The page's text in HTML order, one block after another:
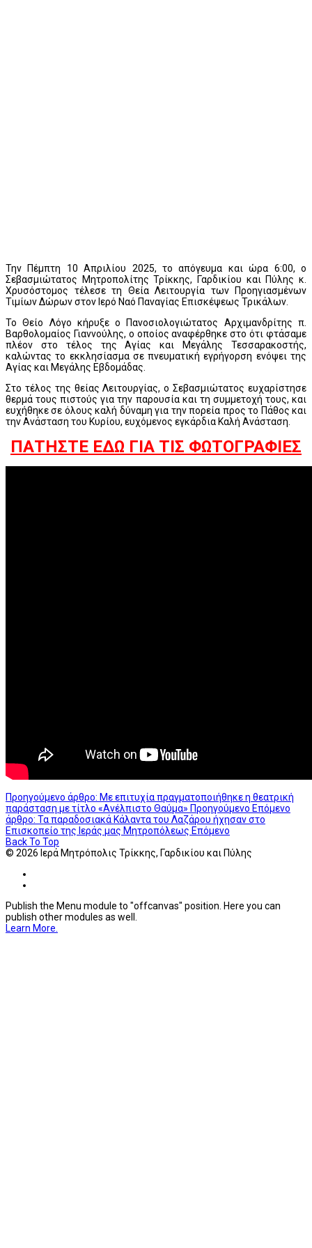
Την Πέμπτη 10 Απριλίου 2025, το απόγευμα και ώρα 6:00, ο
Σεβασμιώτατος Μητροπολίτης Τρίκκης, Γαρδικίου και Πύλης κ.
Χρυσόστομος τέλεσε τη Θεία Λειτουργία των Προηγιασμένων
Τιμίων Δώρων στον Ιερό Ναό Παναγίας Επισκέψεως Τρικάλων.
Το Θείο Λόγο κήρυξε ο Πανοσιολογιώτατος Αρχιμανδρίτης π.
Βαρθολομαίος Γιαννούλης, ο οποίος αναφέρθηκε στο ότι φτάσαμε
πλέον στο τέλος της Αγίας και Μεγάλης Τεσσαρακοστής,
καλώντας το εκκλησίασμα σε πνευματική εγρήγορση ενόψει της
Αγίας και Μεγάλης Εβδομάδας.
Στο τέλος της θείας Λειτουργίας, ο Σεβασμιώτατος ευχαρίστησε
θερμά τους πιστούς για την παρουσία και τη συμμετοχή τους, και
ευχήθηκε σε όλους καλή δύναμη για την πορεία προς το Πάθος και
την Ανάσταση του Κυρίου, ευχόμενος εγκάρδια Καλή Ανάσταση.
ΠΑΤΗΣΤΕ ΕΔΩ ΓΙΑ ΤΙΣ ΦΩΤΟΓΡΑΦΙΕΣ
Προηγούμενο άρθρο: Με επιτυχία πραγματοποιήθηκε η θεατρική
παράσταση με τίτλο «Ανέλπιστο Θαύμα» Προηγούμενο Επόμενο
άρθρο: Τα παραδοσιακά Κάλαντα του Λαζάρου ήχησαν στο
Επισκοπείο της Ιεράς μας Μητροπόλεως Επόμενο
Back To Top
© 2026 Ιερά Μητρόπολις Τρίκκης, Γαρδικίου και Πύλης
Publish the Menu module to "offcanvas" position. Here you can
publish other modules as well.
Learn More.